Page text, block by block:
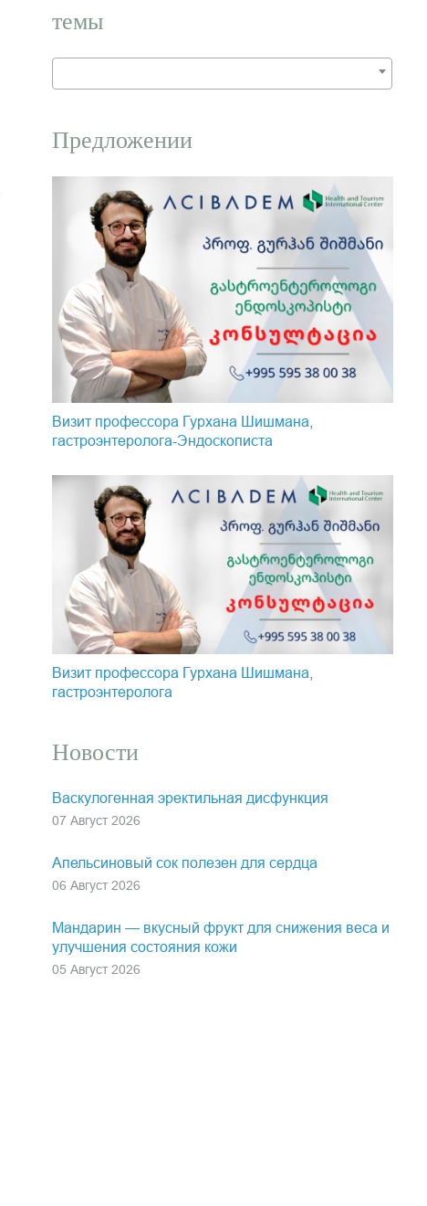
темы
Предложении
Визит профессора Гурхана Шишмана,
гастроэнтеролога-Эндоскопистa
Визит профессора Гурхана Шишмана,
гастроэнтеролога
Новости
Васкулогенная эректильная дисфункция
07 Август 2026
Апельсиновый сок полезен для сердца
06 Август 2026
Мандарин — вкусный фрукт для снижения веса и
улучшения состояния кожи
05 Август 2026